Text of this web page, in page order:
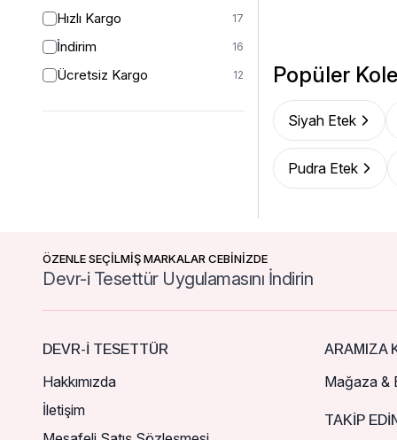
Hızlı Kargo 17
İndirim 16
Ücretsiz Kargo 12 Popüler
Siyah Etek
Pudra Etek
ÖZENLE SEÇİLMİŞ MARKALAR CEBİNİZDE
Devr-i Tesettür Uygulamasını İndirin
DEVR-I TESETTÜR
Hakkımızda
İletişim
ARAMIZA
Mağaza &
TAKIP